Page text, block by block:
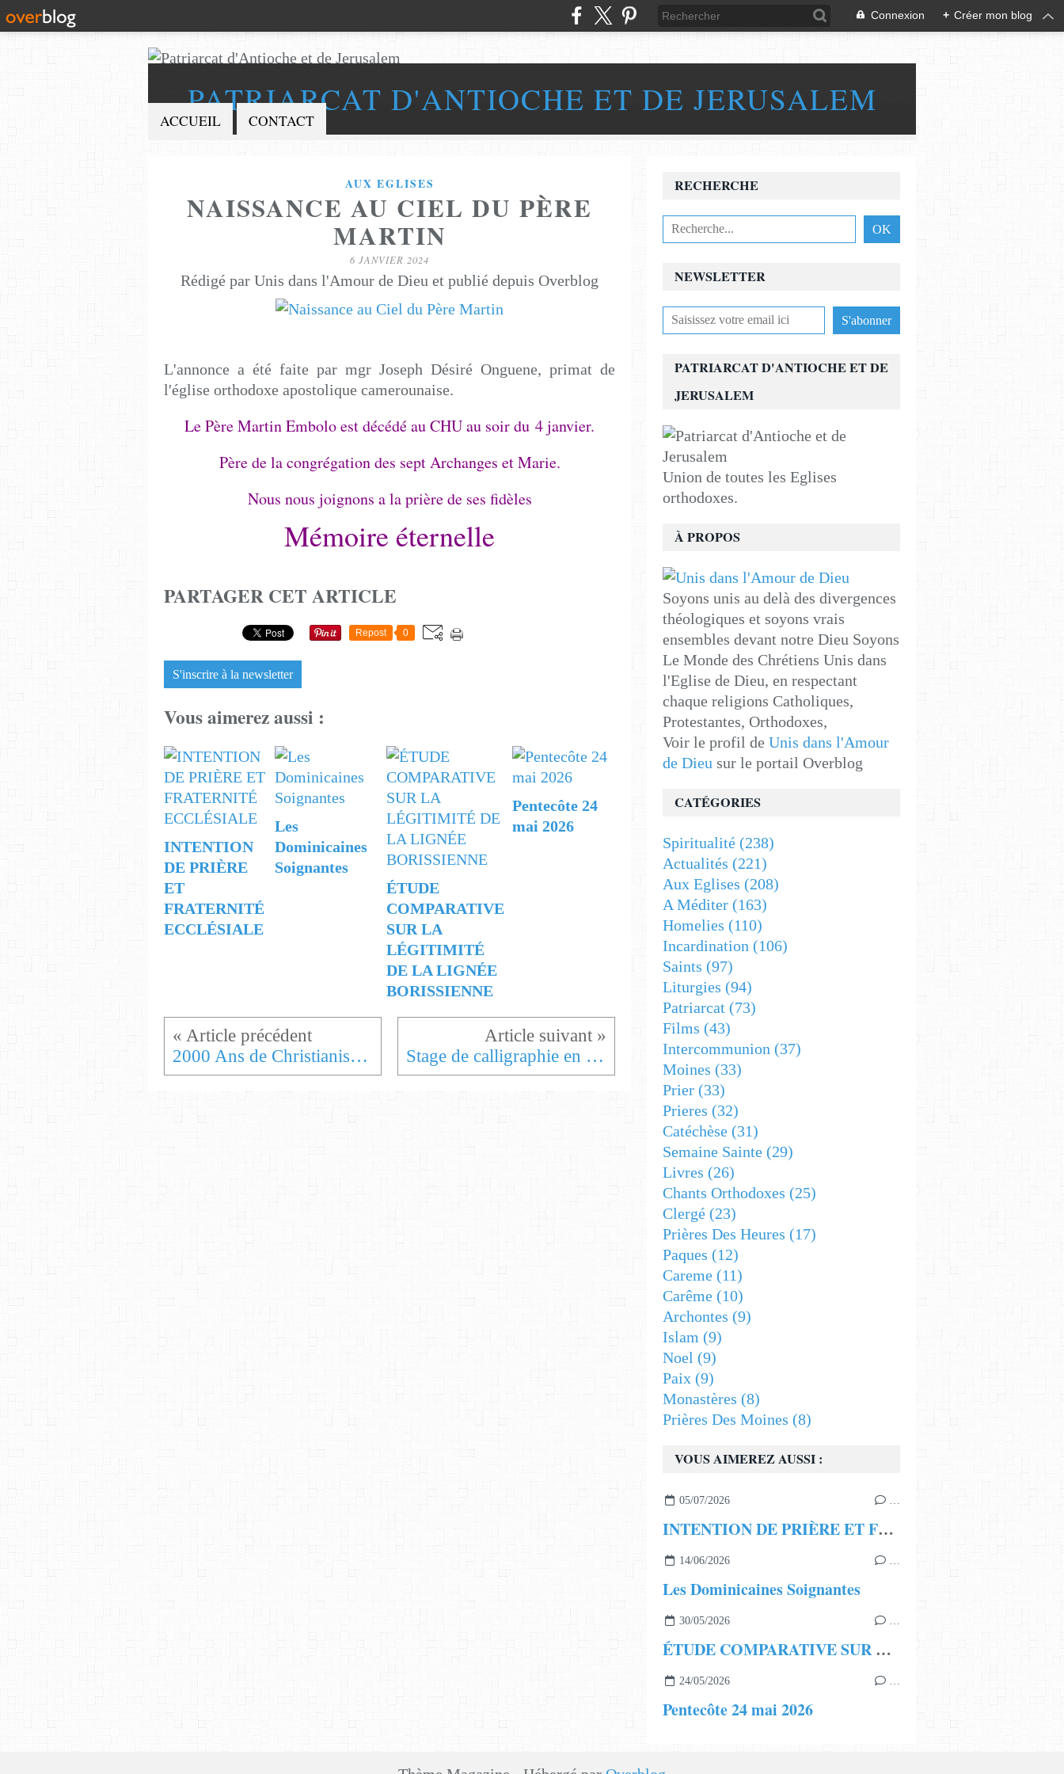
Connexion + Créer mon blog
PATRIARCAT D'ANTIOCHE ET DE JERUSALEM
ACCUEIL CONTACT
AUX EGLISES
NAISSANCE AU CIEL DU PÈRE
MARTIN
6 JANVIER 2024
Rédigé par Unis dans l'Amour de Dieu et publié depuis Overblog
L'annonce a été faite par mgr Joseph Désiré Onguene, primat de
l'église orthodoxe apostolique camerounaise.
Le Père Martin Embolo est décédé au CHU au soir du 4 janvier.
Père de la congrégation des sept Archanges et Marie.
Nous nous joignons a la prière de ses fidèles
Mémoire éternelle
PARTAGER CET ARTICLE
Repost 0
S'inscrire à la newsletter
Vous aimerez aussi :
INTENTION
DE PRIÈRE
ET
FRATERNITÉ
ECCLÉSIALE
Les
Dominicaines
Soignantes
ÉTUDE
COMPARATIVE
SUR LA
LÉGITIMITÉ
DE LA LIGNÉE
BORISSIENNE
Pentecôte 24
mai 2026
2000 Ans de Christianisme - 21ème siècle, source d'espoir Stage de calligraphie en Bretagne
NEWSLETTER
RECHERCHE
PATRIARCAT D'ANTIOCHE ET DE
JERUSALEM
Union de toutes les Eglises
orthodoxes.
À PROPOS
Soyons unis au delà des divergences
théologiques et soyons vrais
ensembles devant notre Dieu Soyons
Le Monde des Chrétiens Unis dans
l'Eglise de Dieu, en respectant
chaque religions Catholiques,
Protestantes, Orthodoxes,
Voir le profil de Unis dans l'Amour
de Dieu sur le portail Overblog
VOUS AIMEREZ AUSSI :
05/07/2026 …
INTENTION DE PRIÈRE ET FRATERNITÉ ECCLÉSIALE
14/06/2026 …
Les Dominicaines Soignantes
30/05/2026 …
ÉTUDE COMPARATIVE SUR LA LÉGITIMITÉ DE LA LIGNÉE BORISSIENNE
24/05/2026 …
Pentecôte 24 mai 2026
CATÉGORIES
Spiritualité (238)
Actualités (221)
Aux Eglises (208)
A Méditer (163)
Homelies (110)
Incardination (106)
Saints (97)
Liturgies (94)
Patriarcat (73)
Films (43)
Intercommunion (37)
Moines (33)
Prier (33)
Prieres (32)
Catéchèse (31)
Semaine Sainte (29)
Livres (26)
Chants Orthodoxes (25)
Clergé (23)
Prières Des Heures (17)
Paques (12)
Careme (11)
Carême (10)
Archontes (9)
Islam (9)
Noel (9)
Paix (9)
Monastères (8)
Prières Des Moines (8)